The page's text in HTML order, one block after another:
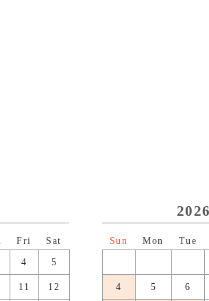
4 5
11 12 4 5 6